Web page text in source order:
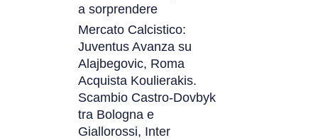
a sorprendere
Mercato Calcistico:
Juventus Avanza su
Alajbegovic, Roma
Acquista Koulierakis.
Scambio Castro-Dovbyk
tra Bologna e
Giallorossi, Inter